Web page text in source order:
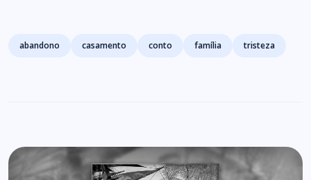
Tags
abandono casamento conto família tristeza